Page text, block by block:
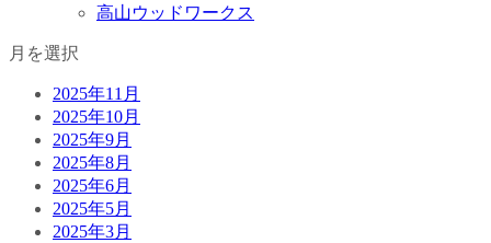
高山ウッドワークス
月を選択
2025年11月
2025年10月
2025年9月
2025年8月
2025年6月
2025年5月
2025年3月